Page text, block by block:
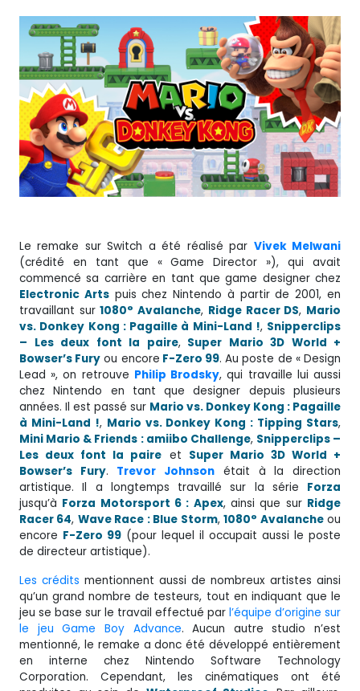
Le remake sur Switch a été réalisé par Vivek Melwani
(crédité en tant que « Game Director »), qui avait
commencé sa carrière en tant que game designer chez
Electronic Artspuis chez Nintendo à partir de 2001, en
travaillant sur1080° Avalanche, Ridge Racer DS, Mario
vs. Donkey Kong : Pagaille à Mini-Land !, Snipperclips
– Les deux font la paire,Super Mario 3D World +
Bowser’s Fury ou encore F-Zero 99. Au poste de « Design
Lead », on retrouve Philip Brodsky, qui travaille lui aussi
chez Nintendo en tant que designer depuis plusieurs
années. Il est passé sur Mario vs. Donkey Kong : Pagaille
à Mini-Land !, Mario vs. Donkey Kong : Tipping Stars,
Mini Mario & Friends : amiibo Challenge, Snipperclips –
Les deux font la paire et Super Mario 3D World +
Bowser’s Fury. Trevor Johnson était à la direction
artistique. Il a longtemps travaillé sur la série Forza
jusqu’à Forza Motorsport 6 : Apex, ainsi que sur Ridge
Racer 64, Wave Race : Blue Storm,1080° Avalancheou
encore F-Zero 99 (pour lequel il occupait aussi le poste
de directeur artistique).
Les crédits mentionnent aussi de nombreux artistes ainsi
qu’un grand nombre de testeurs, tout en indiquant que le
jeu se base sur le travail effectué par l’équipe d’origine sur
le jeu Game Boy Advance. Aucun autre studio n’est
mentionné, le remake a donc été développé entièrement
en interne chez Nintendo Software Technology
Corporation. Cependant, les cinématiques ont été